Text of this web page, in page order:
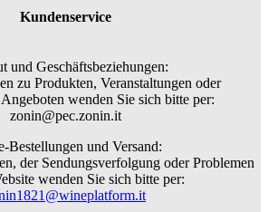
Kundenservice
und Geschäftsbeziehungen:
zu Produkten, Veranstaltungen oder
wenden Sie sich bitte per:
zonin@pec.zonin.it
Bestellungen und Versand:
der Sendungsverfolgung oder Problemen
wenden Sie sich bitte per: